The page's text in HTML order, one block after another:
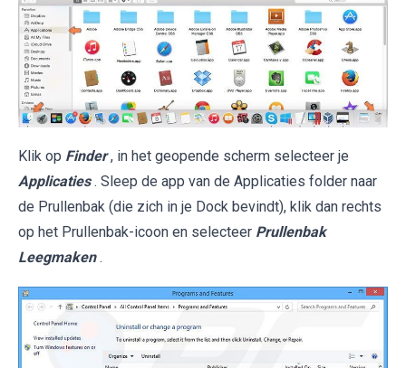
Klik op Finder , in het geopende scherm selecteer je
Applicaties . Sleep de app van de Applicaties folder naar
de Prullenbak (die zich in je Dock bevindt), klik dan rechts
op het Prullenbak-icoon en selecteer Prullenbak
Leegmaken .